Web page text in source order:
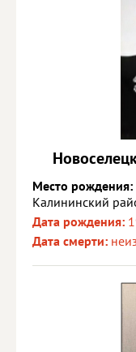
Место рождения:
Калининский
Дата рождения:
Дата смерти: